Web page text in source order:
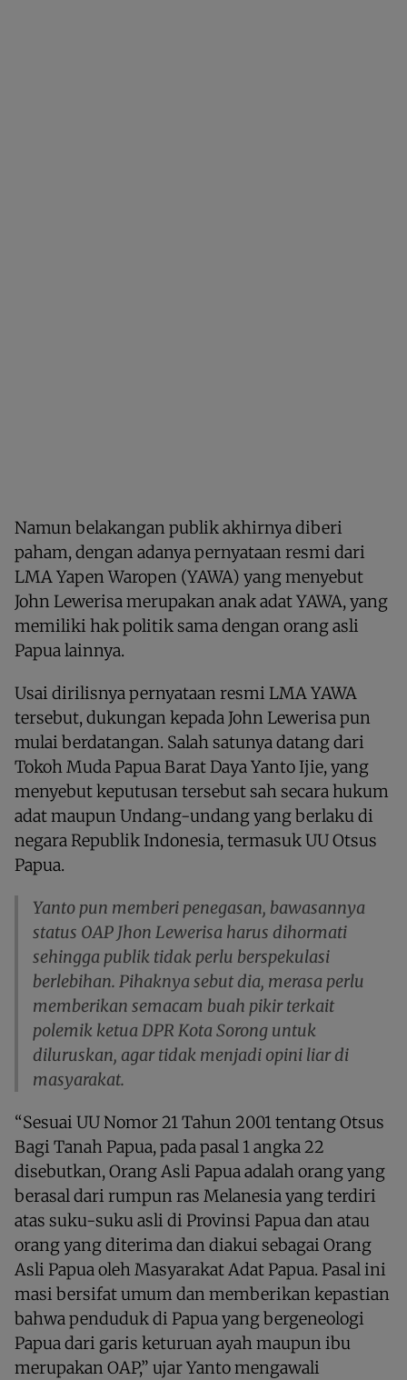
Namun belakangan publik akhirnya diberi
paham, dengan adanya pernyataan resmi dari
LMA Yapen Waropen (YAWA) yang menyebut
John Lewerisa merupakan anak adat YAWA, yang
memiliki hak politik sama dengan orang asli
Papua lainnya.
Usai dirilisnya pernyataan resmi LMA YAWA
tersebut, dukungan kepada John Lewerisa pun
mulai berdatangan. Salah satunya datang dari
Tokoh Muda Papua Barat Daya Yanto Ijie, yang
menyebut keputusan tersebut sah secara hukum
adat maupun Undang-undang yang berlaku di
negara Republik Indonesia, termasuk UU Otsus
Papua.
Yanto pun memberi penegasan, bawasannya
status OAP Jhon Lewerisa harus dihormati
sehingga publik tidak perlu berspekulasi
berlebihan. Pihaknya sebut dia, merasa perlu
memberikan semacam buah pikir terkait
polemik ketua DPR Kota Sorong untuk
diluruskan, agar tidak menjadi opini liar di
masyarakat.
“Sesuai UU Nomor 21 Tahun 2001 tentang Otsus
Bagi Tanah Papua, pada pasal 1 angka 22
disebutkan, Orang Asli Papua adalah orang yang
berasal dari rumpun ras Melanesia yang terdiri
atas suku-suku asli di Provinsi Papua dan atau
orang yang diterima dan diakui sebagai Orang
Asli Papua oleh Masyarakat Adat Papua. Pasal ini
masi bersifat umum dan memberikan kepastian
bahwa penduduk di Papua yang bergeneologi
Papua dari garis keturuan ayah maupun ibu
merupakan OAP,” ujar Yanto mengawali